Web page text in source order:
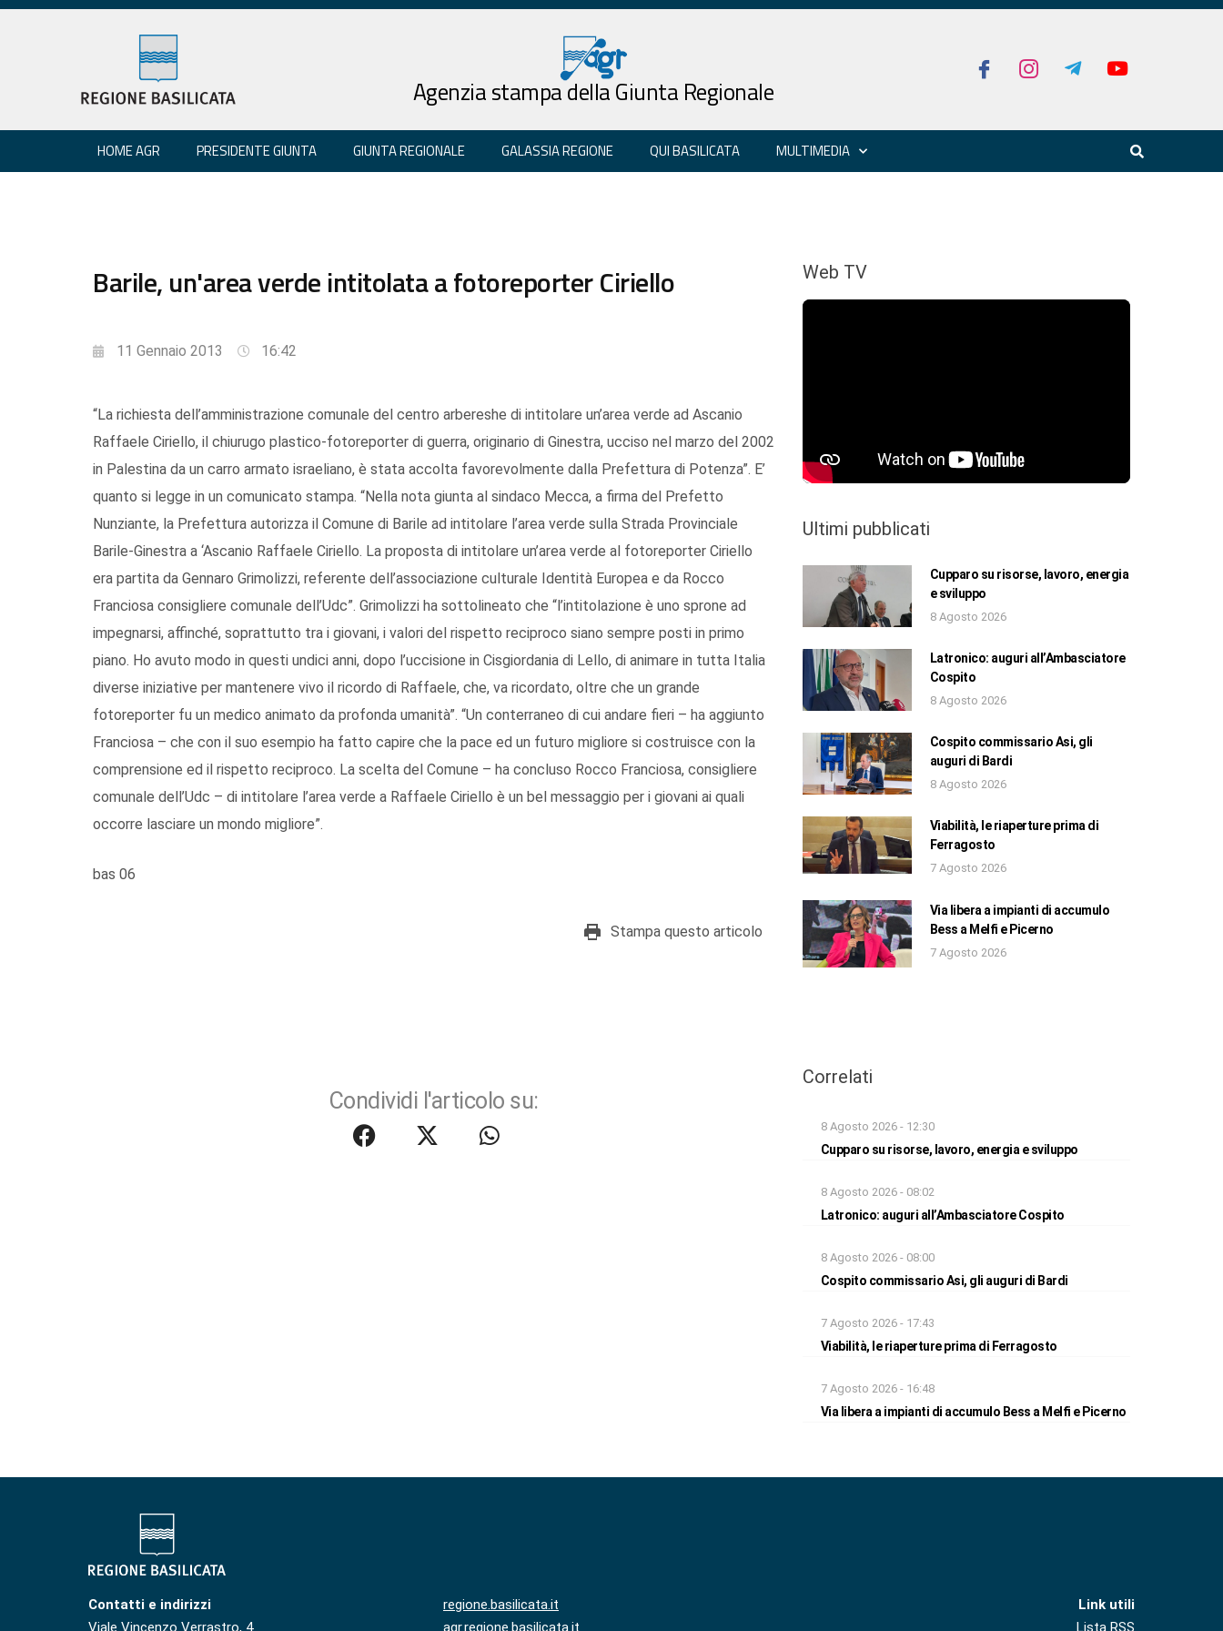
Agenzia stampa della Giunta Regionale
HOME AGR PRESIDENTE GIUNTA GIUNTA REGIONALE GALASSIA REGIONE QUI BASILICATA MULTIMEDIA
Barile, un'area verde intitolata a fotoreporter Ciriello
11 Gennaio 2013 16:42
“La richiesta dell’amministrazione comunale del centro arbereshe di intitolare un’area verde ad Ascanio
Raffaele Ciriello, il chiurugo plastico-fotoreporter di guerra, originario di Ginestra, ucciso nel marzo del 2002
in Palestina da un carro armato israeliano, è stata accolta favorevolmente dalla Prefettura di Potenza”. E’
quanto si legge in un comunicato stampa. “Nella nota giunta al sindaco Mecca, a firma del Prefetto
Nunziante, la Prefettura autorizza il Comune di Barile ad intitolare l’area verde sulla Strada Provinciale
Barile-Ginestra a ‘Ascanio Raffaele Ciriello. La proposta di intitolare un’area verde al fotoreporter Ciriello
era partita da Gennaro Grimolizzi, referente dell’associazione culturale Identità Europea e da Rocco
Franciosa consigliere comunale dell’Udc”. Grimolizzi ha sottolineato che “l’intitolazione è uno sprone ad
impegnarsi, affinché, soprattutto tra i giovani, i valori del rispetto reciproco siano sempre posti in primo
piano. Ho avuto modo in questi undici anni, dopo l’uccisione in Cisgiordania di Lello, di animare in tutta Italia
diverse iniziative per mantenere vivo il ricordo di Raffaele, che, va ricordato, oltre che un grande
fotoreporter fu un medico animato da profonda umanità”. “Un conterraneo di cui andare fieri – ha aggiunto
Franciosa – che con il suo esempio ha fatto capire che la pace ed un futuro migliore si costruisce con la
comprensione ed il rispetto reciproco. La scelta del Comune – ha concluso Rocco Franciosa, consigliere
comunale dell’Udc – di intitolare l’area verde a Raffaele Ciriello è un bel messaggio per i giovani ai quali
occorre lasciare un mondo migliore”.
bas 06
Stampa questo articolo
Condividi l'articolo su:
Web TV
Ultimi pubblicati
Cupparo su risorse, lavoro, energia
e sviluppo
8 Agosto 2026
Latronico: auguri all’Ambasciatore
Cospito
8 Agosto 2026
Cospito commissario Asi, gli
auguri di Bardi
8 Agosto 2026
Viabilità, le riaperture prima di
Ferragosto
7 Agosto 2026
Via libera a impianti di accumulo
Bess a Melfi e Picerno
7 Agosto 2026
Correlati
8 Agosto 2026 - 12:30
Cupparo su risorse, lavoro, energia e sviluppo
8 Agosto 2026 - 08:02
Latronico: auguri all’Ambasciatore Cospito
8 Agosto 2026 - 08:00
Cospito commissario Asi, gli auguri di Bardi
7 Agosto 2026 - 17:43
Viabilità, le riaperture prima di Ferragosto
7 Agosto 2026 - 16:48
Via libera a impianti di accumulo Bess a Melfi e Picerno
Contatti e indirizzi
Viale Vincenzo Verrastro, 4
regione.basilicata.it
agr.regione.basilicata.it
Link utili
Lista RSS